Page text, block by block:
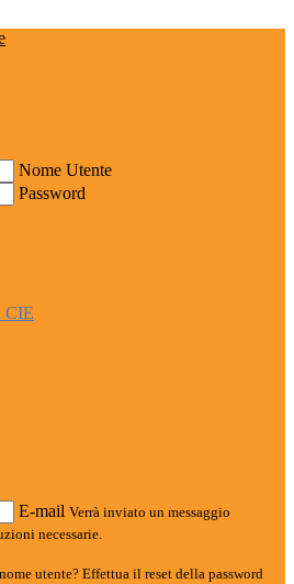
Nome Utente
Password
CIE
E-mail Verrà inviato un messaggio
necessarie.
utente? Effettua il reset della password